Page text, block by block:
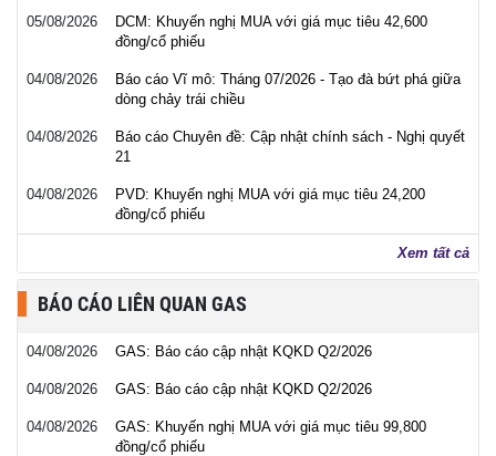
05/08/2026
DCM: Khuyến nghị MUA với giá mục tiêu 42,600
đồng/cổ phiếu
04/08/2026
Báo cáo Vĩ mô: Tháng 07/2026 - Tạo đà bứt phá giữa
dòng chảy trái chiều
04/08/2026
Báo cáo Chuyên đề: Cập nhật chính sách - Nghị quyết
21
04/08/2026
PVD: Khuyến nghị MUA với giá mục tiêu 24,200
đồng/cổ phiếu
Xem tất cả
BÁO CÁO LIÊN QUAN GAS
04/08/2026 GAS: Báo cáo cập nhật KQKD Q2/2026
04/08/2026 GAS: Báo cáo cập nhật KQKD Q2/2026
04/08/2026
GAS: Khuyến nghị MUA với giá mục tiêu 99,800
đồng/cổ phiếu